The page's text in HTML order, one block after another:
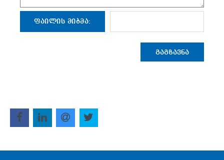
ᲤᲐᲘᲚᲘᲡ ᲛᲘᲑᲛᲐ:
ᲒᲐᲒᲖᲐᲕᲜᲐ